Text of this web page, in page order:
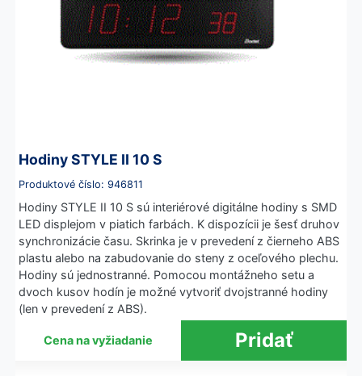
Hodiny STYLE II 10 S
Produktové číslo: 946811
Hodiny STYLE II 10 S sú interiérové digitálne hodiny s SMD
LED displejom v piatich farbách. K dispozícii je šesť druhov
synchronizácie času. Skrinka je v prevedení z čierneho ABS
plastu alebo na zabudovanie do steny z oceľového plechu.
Hodiny sú jednostranné. Pomocou montážneho setu a
dvoch kusov hodín je možné vytvoriť dvojstranné hodiny
(len v prevedení z ABS).
Cena na vyžiadanie